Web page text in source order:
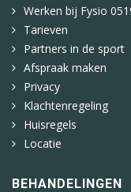
Werken bij Fysio
Tarieven
Partners in de sport
Afspraak maken
Privacy
Klachtenregeling
Huisregels
Locatie
BEHANDELINGEN